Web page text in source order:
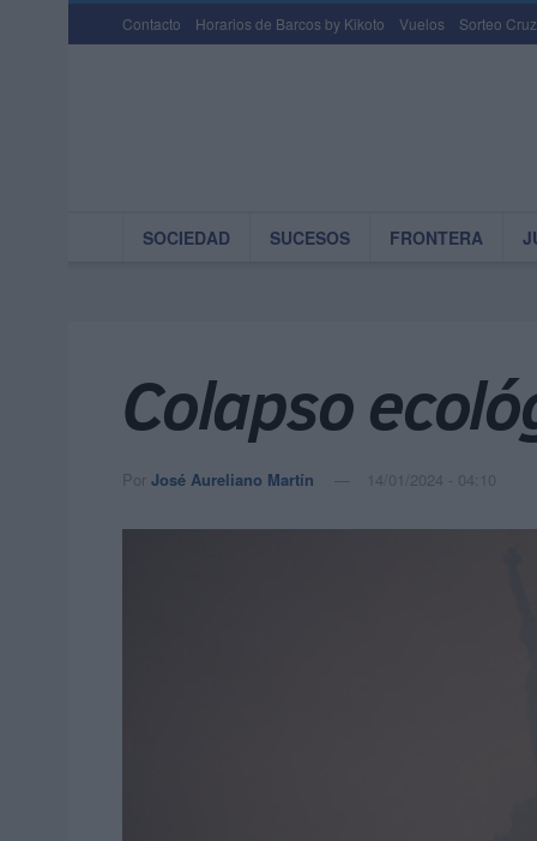
Contacto Horarios de Barcos by Kikoto Vuelos Sorteo
SOCIEDAD SUCESOS FRONTERA
Colapso
Por José Aureliano Martín 14/01/2024 - 04:10